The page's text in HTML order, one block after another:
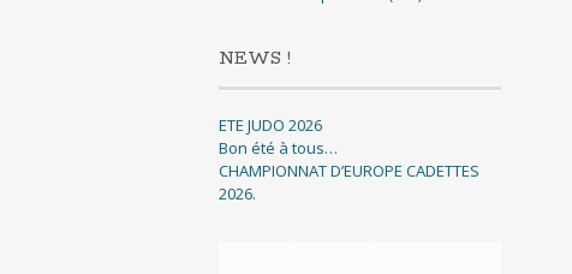
NEWS !
ETE JUDO 2026
Bon été à tous…
CHAMPIONNAT D’EUROPE CADETTES
2026.